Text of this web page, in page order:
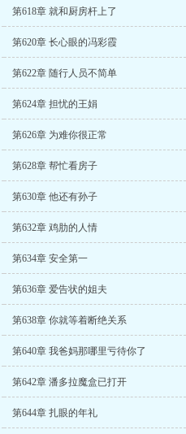
第618章 就和厨房杆上了
第620章 长心眼的冯彩霞
第622章 随行人员不简单
第624章 担忧的王娟
第626章 为难你很正常
第628章 帮忙看房子
第630章 他还有孙子
第632章 鸡肋的人情
第634章 安全第一
第636章 爱告状的姐夫
第638章 你就等着断绝关系
第640章 我爸妈那哪里亏待你了
第642章 潘多拉魔盒已打开
第644章 扎眼的年礼